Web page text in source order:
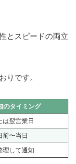
とスピードの両立
りです。
のタイミング
は翌営業日
前〜当日
理して通知